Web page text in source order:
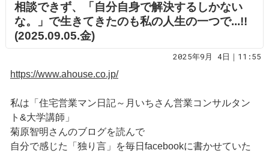
相談できず、「自分自身で解決するしかない
な。」で生きてきたのも私の人生の一つで...!!
(2025.09.05.金)
2025年9月 4日｜11:55
https://www.ahouse.co.jp/
私は「住宅営業マン日記～月いちさん営業コンサルタン
ト&大学講師」
菊原智明さんのブログを読んで
自分で感じた「独り言」を毎日facebookに書かせていた